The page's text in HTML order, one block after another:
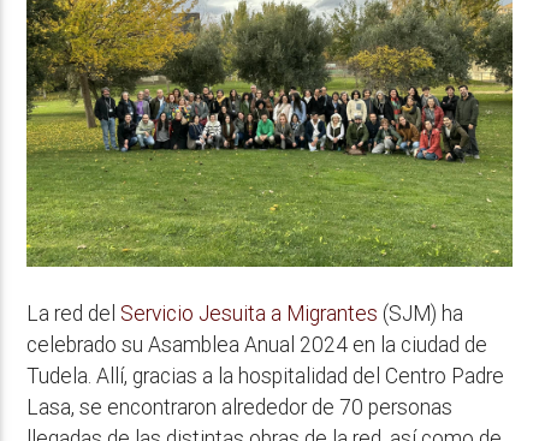
La red del Servicio Jesuita a Migrantes (SJM) ha
celebrado su Asamblea Anual 2024 en la ciudad de
Tudela. Allí, gracias a la hospitalidad del Centro Padre
Lasa, se encontraron alrededor de 70 personas